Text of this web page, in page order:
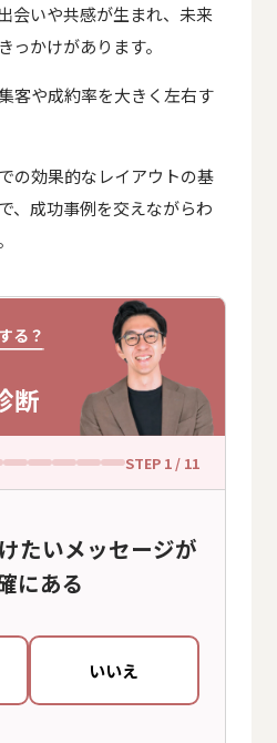
会いや共感が生まれ、未来
っかけがあります。
客や成約率を大きく左右す
の効果的なレイアウトの基
、成功事例を交えながらわ
る？
断
STEP 1/ 11
たいメッセージが
にある
いいえ